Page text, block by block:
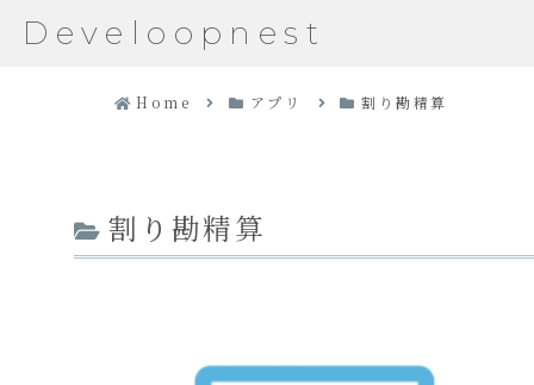
Develoopnest
Home アプリ 割り勘精算
割り勘精算